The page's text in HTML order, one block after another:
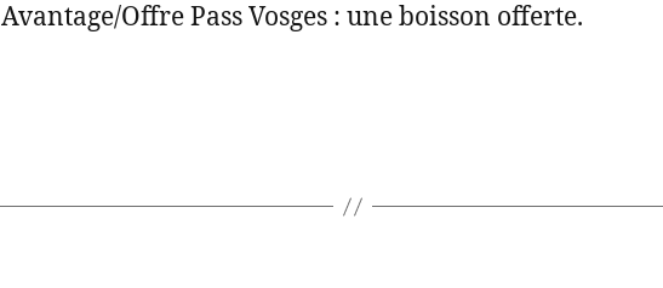
Avantage/Offre Pass Vosges : une boisson offerte.